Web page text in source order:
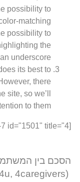
possibility to
matching
possibility to
the
underscore.
its best to
there
site, so we’ll
to them.
[contact-form-7 id="1501" title="4הורינו אנגלית-תחתית דף"]
(caregivers4u, 4caregivers)